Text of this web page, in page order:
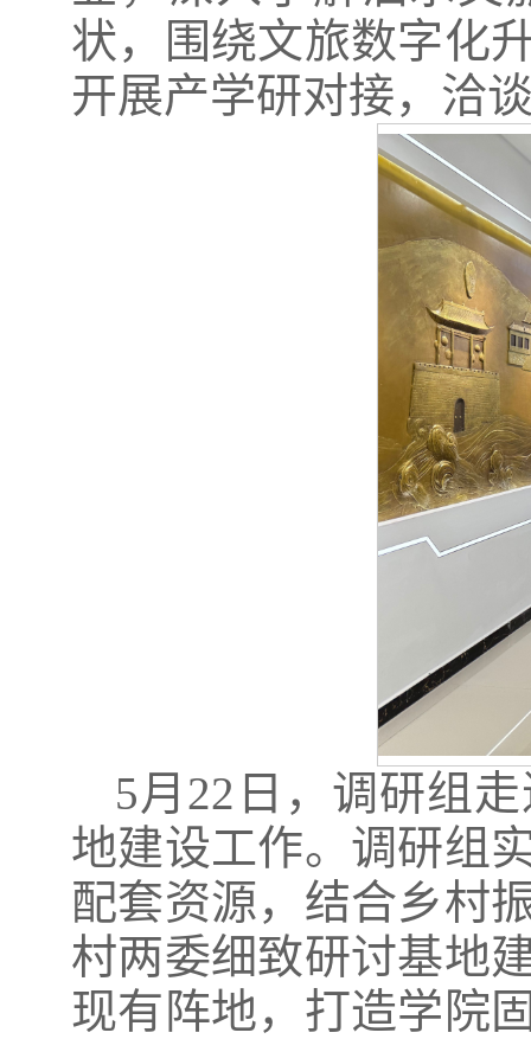
状，围绕文旅数字化
开展产学研对接，洽
5月22日，调研组
地建设工作。调研组
配套资源，结合乡村
村两委细致研讨基地
现有阵地，打造学院